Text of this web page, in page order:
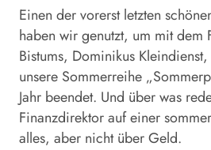
Einen der vorerst letzten
haben wir genutzt, um mit dem
Bistums, Dominikus
unsere Sommerreihe
Jahr beendet. Und über was
Finanzdirektor auf einer
alles, aber nicht über Geld.